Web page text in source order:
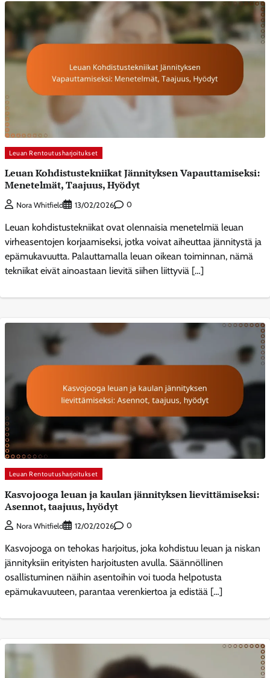
Leuan Rentoutusharjoitukset
Leuan Kohdistustekniikat Jännityksen Vapauttamiseksi:
Menetelmät, Taajuus, Hyödyt
Nora Whitfield 13/02/2026 0
Leuan kohdistustekniikat ovat olennaisia menetelmiä leuan
virheasentojen korjaamiseksi, jotka voivat aiheuttaa jännitystä ja
epämukavuutta. Palauttamalla leuan oikean toiminnan, nämä
tekniikat eivät ainoastaan lievitä siihen liittyviä […]
Leuan Rentoutusharjoitukset
Kasvojooga leuan ja kaulan jännityksen lievittämiseksi:
Asennot, taajuus, hyödyt
Nora Whitfield 12/02/2026 0
Kasvojooga on tehokas harjoitus, joka kohdistuu leuan ja niskan
jännityksiin erityisten harjoitusten avulla. Säännöllinen
osallistuminen näihin asentoihin voi tuoda helpotusta
epämukavuuteen, parantaa verenkiertoa ja edistää […]